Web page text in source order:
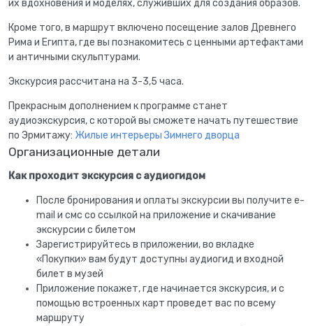
их вдохновения и моделях, служивших для создания образов.
Кроме того, в маршрут включено посещение залов Древнего
Рима и Египта, где вы познакомитесь с ценными артефактами
и античными скульптурами.
Экскурсия рассчитана на 3-3,5 часа.
Прекрасным дополнением к программе станет
аудиоэкскурсия, с которой вы сможете начать путешествие
по Эрмитажу: Жилые интерьеры Зимнего дворца
Организационные детали
Как проходит экскурсия с аудиогидом
После бронирования и оплаты экскурсии вы получите e-
mail и смс со ссылкой на приложение и скачивание
экскурсии с билетом
Зарегистрируйтесь в приложении, во вкладке
«Покупки» вам будут доступны аудиогид и входной
билет в музей
Приложение покажет, где начинается экскурсия, и с
помощью встроенных карт проведет вас по всему
маршруту